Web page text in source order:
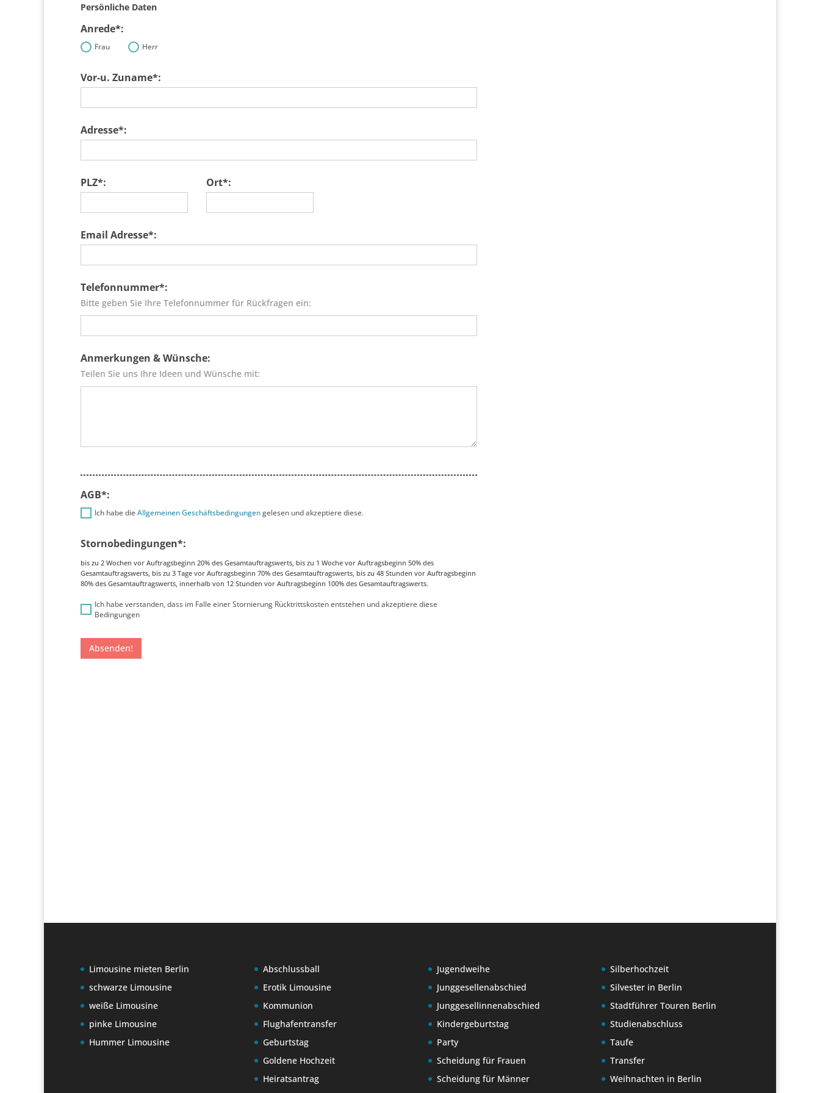
Persönliche Daten
Anrede*:
Frau Herr
Vor-u. Zuname*:
Adresse*:
PLZ*: Ort*:
Email Adresse*:
Telefonnummer*:
Bitte geben Sie Ihre Telefonnummer für Rückfragen ein:
Anmerkungen & Wünsche:
Teilen Sie uns Ihre Ideen und Wünsche mit:
AGB*:
Ich habe die Allgemeinen Geschäftsbedingungengelesen und akzeptiere diese.
Stornobedingungen*:
bis zu 2 Wochen vor Auftragsbeginn 20% des Gesamtauftragswerts, bis zu 1 Woche vor Auftragsbeginn 50% des
Gesamtauftragswerts, bis zu 3 Tage vor Auftragsbeginn 70% des Gesamtauftragswerts, bis zu 48 Stunden vor Auftragsbeginn
80% des Gesamtauftragswerts, innerhalb von 12 Stunden vor Auftragsbeginn 100% des Gesamtauftragswerts.
Ich habe verstanden, dass im Falle einer Stornierung Rücktrittskosten entstehen und akzeptiere diese
Bedingungen
Absenden!
Limousine mieten Berlin
schwarze Limousine
weiße Limousine
pinke Limousine
Hummer Limousine
Abschlussball
Erotik Limousine
Kommunion
Flughafentransfer
Geburtstag
Goldene Hochzeit
Heiratsantrag
Jugendweihe
Junggesellenabschied
Junggesellinnenabschied
Kindergeburtstag
Party
Scheidung für Frauen
Scheidung für Männer
Silberhochzeit
Silvester in Berlin
Stadtführer Touren Berlin
Studienabschluss
Taufe
Transfer
Weihnachten in Berlin